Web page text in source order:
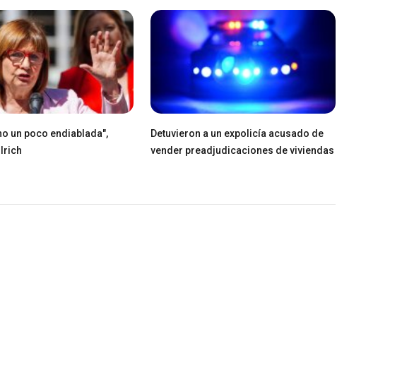
un poco endiablada",
Detuvieron a un expolicía acusado de
vender preadjudicaciones de viviendas